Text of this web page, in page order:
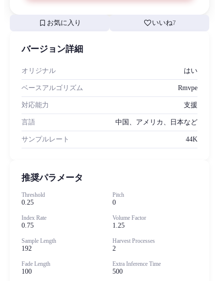
bookmark お気に入り favoriteいいね7
バージョン詳細
オリジナル はい
ベースアルゴリズム Rmvpe
対応能力 支援
言語 中国、アメリカ、日本など
サンプルレート 44K
推奨パラメータ
Threshold
0.25
Pitch
0
Index Rate
0.75
Volume Factor
1.25
Sample Length
192
Harvest Processes
2
Fade Length
100
Extra Inference Time
500